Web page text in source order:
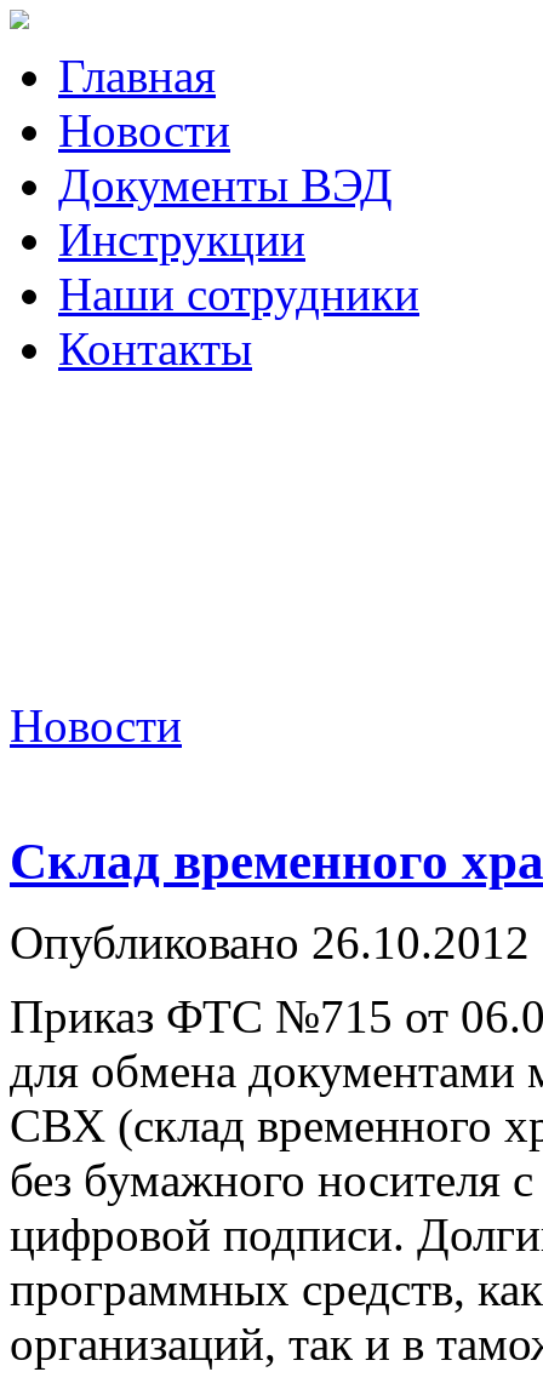
Главная
Новости
Документы ВЭД
Инструкции
Наши сотрудники
Контакты
Новости
Склад временного
Опубликовано 26.10.2012
Приказ ФТС №715 от
для обмена
СВХ (склад временного
без бумажного носителя
цифровой подписи.
программных средств,
организаций, так и в